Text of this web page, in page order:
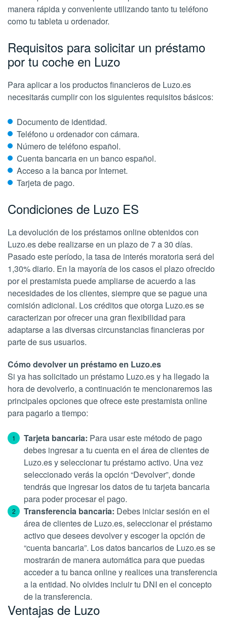
manera rápida y conveniente utilizando tanto tu teléfono
como tu tableta u ordenador.
Requisitos para solicitar un préstamo
por tu coche en Luzo
Para aplicar a los productos financieros de Luzo.es
necesitarás cumplir con los siguientes requisitos básicos:
Documento de identidad.
Teléfono u ordenador con cámara.
Número de teléfono español.
Cuenta bancaria en un banco español.
Acceso a la banca por Internet.
Tarjeta de pago.
Condiciones de Luzo ES
La devolución de los préstamos online obtenidos con
Luzo.es debe realizarse en un plazo de 7 a 30 días.
Pasado este período, la tasa de interés moratoria será del
1,30% diario. En la mayoría de los casos el plazo ofrecido
por el prestamista puede ampliarse de acuerdo a las
necesidades de los clientes, siempre que se pague una
comisión adicional. Los créditos que otorga Luzo.es se
caracterizan por ofrecer una gran flexibilidad para
adaptarse a las diversas circunstancias financieras por
parte de sus usuarios.
Cómo devolver un préstamo en Luzo.es
Si ya has solicitado un préstamo Luzo.es y ha llegado la
hora de devolverlo, a continuación te mencionaremos las
principales opciones que ofrece este prestamista online
para pagarlo a tiempo:
Tarjeta bancaria: Para usar este método de pago
debes ingresar a tu cuenta en el área de clientes de
Luzo.es y seleccionar tu préstamo activo. Una vez
seleccionado verás la opción “Devolver”, donde
tendrás que ingresar los datos de tu tarjeta bancaria
para poder procesar el pago.
Transferencia bancaria: Debes iniciar sesión en el
área de clientes de Luzo.es, seleccionar el préstamo
activo que desees devolver y escoger la opción de
“cuenta bancaria”. Los datos bancarios de Luzo.es se
mostrarán de manera automática para que puedas
acceder a tu banca online y realices una transferencia
a la entidad. No olvides incluir tu DNI en el concepto
de la transferencia.
Ventajas de Luzo